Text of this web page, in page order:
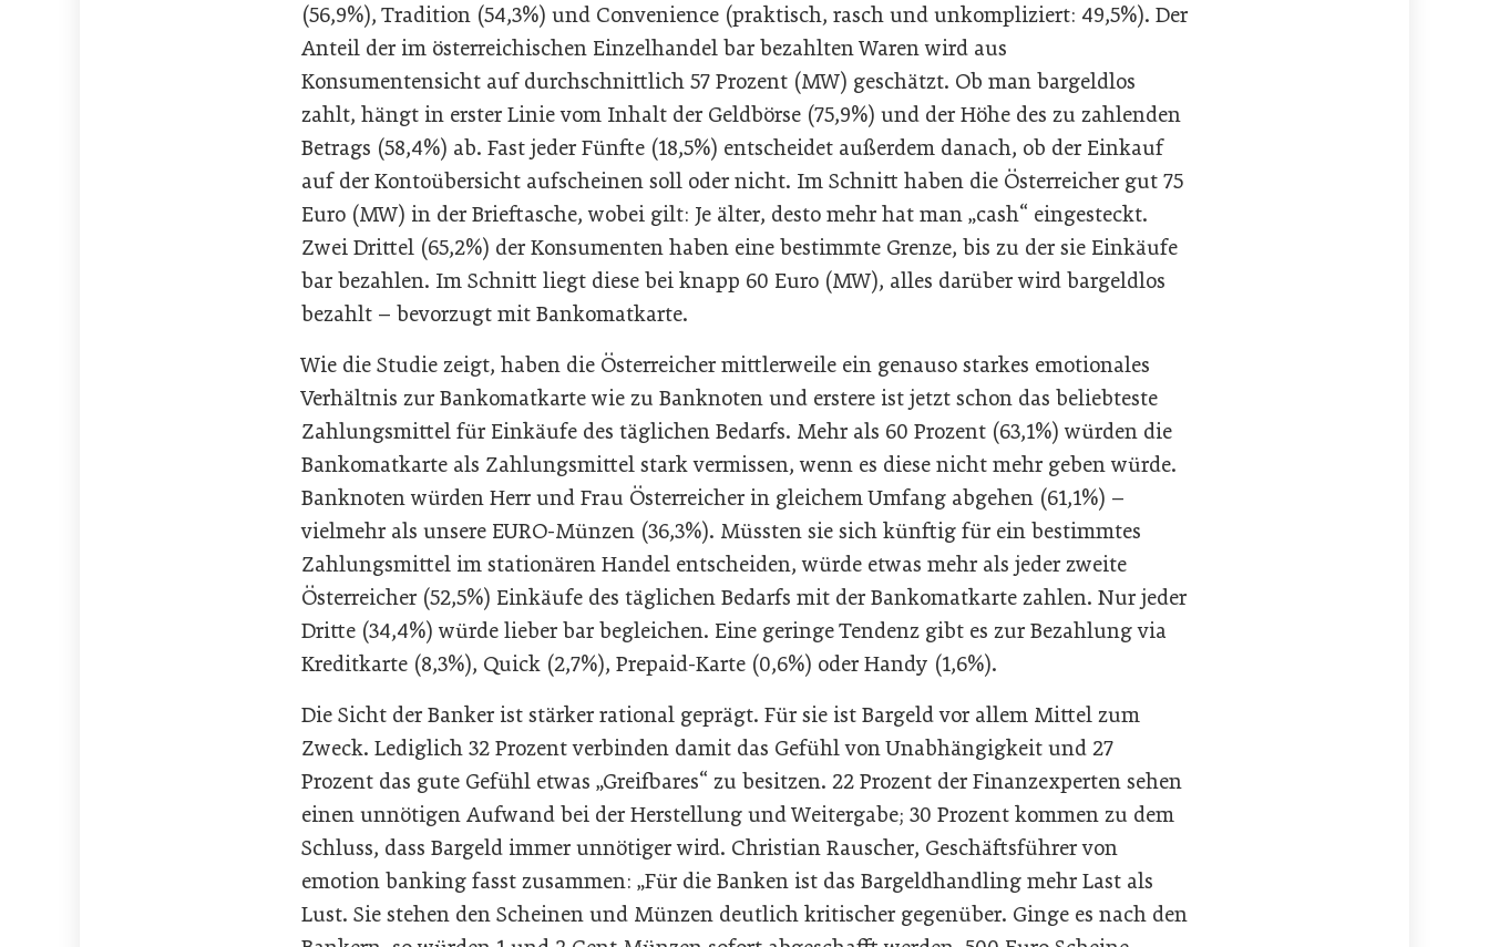
(56,9%), Tradition (54,3%) und Convenience (praktisch, rasch und unkompliziert: 49,5%). Der
Anteil der im österreichischen Einzelhandel bar bezahlten Waren wird aus
Konsumentensicht auf durchschnittlich 57 Prozent (MW) geschätzt. Ob man bargeldlos
zahlt, hängt in erster Linie vom Inhalt der Geldbörse (75,9%) und der Höhe des zu zahlenden
Betrags (58,4%) ab. Fast jeder Fünfte (18,5%) entscheidet außerdem danach, ob der Einkauf
auf der Kontoübersicht aufscheinen soll oder nicht. Im Schnitt haben die Österreicher gut 75
Euro (MW) in der Brieftasche, wobei gilt: Je älter, desto mehr hat man „cash“ eingesteckt.
Zwei Drittel (65,2%) der Konsumenten haben eine bestimmte Grenze, bis zu der sie Einkäufe
bar bezahlen. Im Schnitt liegt diese bei knapp 60 Euro (MW), alles darüber wird bargeldlos
bezahlt – bevorzugt mit Bankomatkarte.
Wie die Studie zeigt, haben die Österreicher mittlerweile ein genauso starkes emotionales
Verhältnis zur Bankomatkarte wie zu Banknoten und erstere ist jetzt schon das beliebteste
Zahlungsmittel für Einkäufe des täglichen Bedarfs. Mehr als 60 Prozent (63,1%) würden die
Bankomatkarte als Zahlungsmittel stark vermissen, wenn es diese nicht mehr geben würde.
Banknoten würden Herr und Frau Österreicher in gleichem Umfang abgehen (61,1%) –
vielmehr als unsere EURO-Münzen (36,3%). Müssten sie sich künftig für ein bestimmtes
Zahlungsmittel im stationären Handel entscheiden, würde etwas mehr als jeder zweite
Österreicher (52,5%) Einkäufe des täglichen Bedarfs mit der Bankomatkarte zahlen. Nur jeder
Dritte (34,4%) würde lieber bar begleichen. Eine geringe Tendenz gibt es zur Bezahlung via
Kreditkarte (8,3%), Quick (2,7%), Prepaid-Karte (0,6%) oder Handy (1,6%).
Die Sicht der Banker ist stärker rational geprägt. Für sie ist Bargeld vor allem Mittel zum
Zweck. Lediglich 32 Prozent verbinden damit das Gefühl von Unabhängigkeit und 27
Prozent das gute Gefühl etwas „Greifbares“ zu besitzen. 22 Prozent der Finanzexperten sehen
einen unnötigen Aufwand bei der Herstellung und Weitergabe; 30 Prozent kommen zu dem
Schluss, dass Bargeld immer unnötiger wird. Christian Rauscher, Geschäftsführer von
emotion banking fasst zusammen: „Für die Banken ist das Bargeldhandling mehr Last als
Lust. Sie stehen den Scheinen und Münzen deutlich kritischer gegenüber. Ginge es nach den